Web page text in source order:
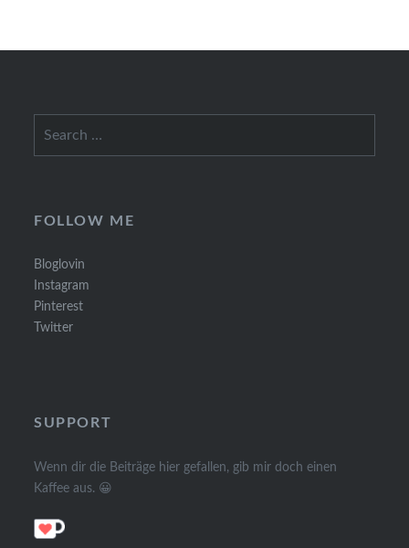
FOLLOW ME
Bloglovin
Instagram
Pinterest
Twitter
SUPPORT
Wenn dir die Beiträge hier gefallen, gib mir doch einen
Kaffee aus. 😀